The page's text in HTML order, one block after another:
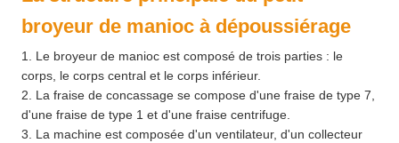
broyeur de manioc à dépoussiérage
1. Le broyeur de manioc est composé de trois parties : le
corps, le corps central et le corps inférieur.
2. La fraise de concassage se compose d'une fraise de type 7,
d'une fraise de type 1 et d'une fraise centrifuge.
3. La machine est composée d'un ventilateur, d'un collecteur